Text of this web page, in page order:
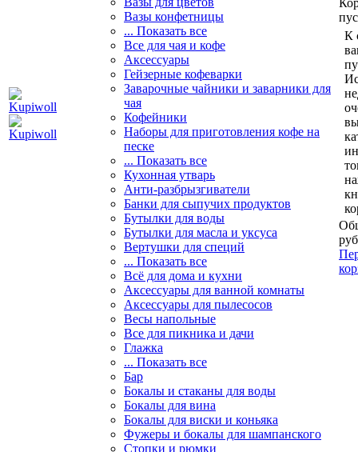
Вазы конфетницы
... Показать все
Все для чая и кофе
Аксессуары
Гейзерные кофеварки
Заварочные чайники и заварники для
чая
Кофейники
Наборы для приготовления кофе на
песке
... Показать все
Кухонная утварь
Анти-разбрызгиватели
Банки для сыпучих продуктов
Бутылки для воды
Бутылки для масла и уксуса
Вертушки для специй
... Показать все
Всё для дома и кухни
Аксессуары для ванной комнаты
Аксессуары для пылесосов
Весы напольные
Все для пикника и дачи
Глажка
... Показать все
Бар
Бокалы и стаканы для воды
Бокалы для вина
Бокалы для виски и коньяка
Фужеры и бокалы для шампанского
Стопки и рюмки
К